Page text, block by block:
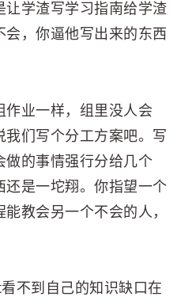
让学渣写学习指南给学渣
会，你逼他写出来的东西
业一样，组里没人会
们写个分工方案吧。写
做的事情强行分给几个
还是一坨翔。你指望一个
教会另一个不会的人，
不到自己的知识缺口在